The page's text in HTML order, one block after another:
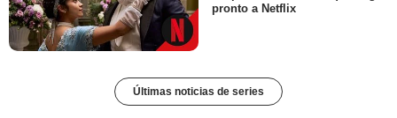
pronto a Netflix
Últimas noticias de series